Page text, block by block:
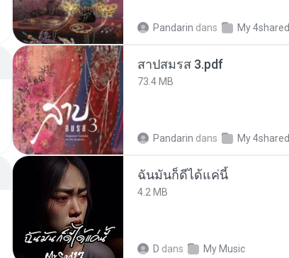
Pandarin dans My 4shared
สาปสมรส 3.pdf
73.4 MB
Pandarin dans My 4shared
ฉันมันก็ดีได้แค่นี้
4.2 MB
D dans My Music